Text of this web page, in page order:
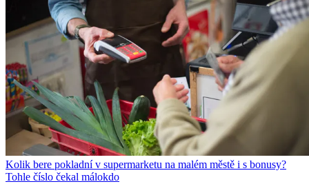
Kolik bere pokladní v supermarketu na malém městě i s bonusy?
Tohle číslo čekal málokdo